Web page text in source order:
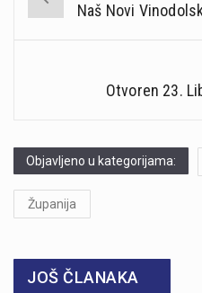
Naš Novi
Otvoren 23.
Objavljeno u kategorijama:
Županija
JOŠ ČLANAKA